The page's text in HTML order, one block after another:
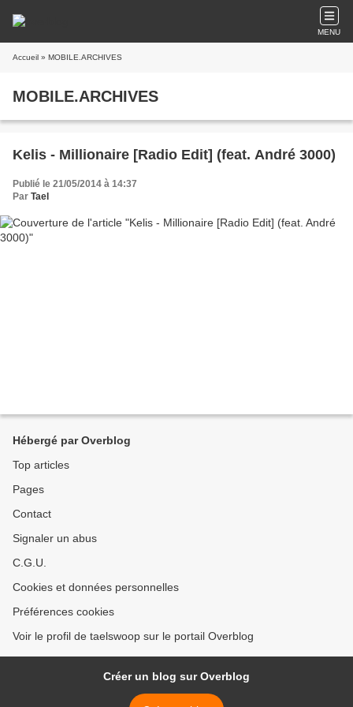
MENU
Accueil » MOBILE.ARCHIVES
MOBILE.ARCHIVES
Kelis - Millionaire [Radio Edit] (feat. André 3000)
Publié le 21/05/2014 à 14:37
Par Tael
Hébergé par Overblog
Top articles
Pages
Contact
Signaler un abus
C.G.U.
Cookies et données personnelles
Préférences cookies
Voir le profil de taelswoop sur le portail Overblog
Créer un blog sur Overblog